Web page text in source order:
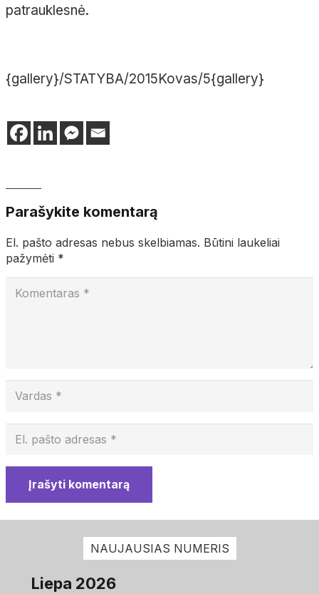
patrauklesnė.
{gallery}/STATYBA/2015Kovas/5{gallery}
Parašykite komentarą
El. pašto adresas nebus skelbiamas. Būtini laukeliai
pažymėti *
Įrašyti komentarą
NAUJAUSIAS NUMERIS
Liepa 2026